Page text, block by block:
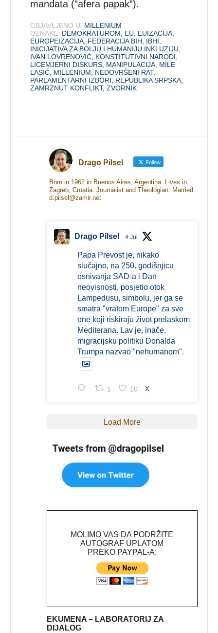
mandata (”afera papak”).
OBJAVLJENO U: MILLENIUM
OZNAKE: DEMOKRATUROM EU EUIZACIJA
EUROPEIZACIJA FEDERACIJA BIH IBHI
INICIJATIVA ZA BOLJU I HUMANIJU INKLUZIJU
IVAN LOVRENOVIĆ KONSTITUTIVNI NARODI
LICEMJERNI DISKURS MANIPULACIJA MILE
LASIĆ MILLENIUM NEDOVRŠENI RAT,
PARLAMENTARNI IZBORI
REPUBLIKA SRPSKA
ZAMRZNUT KONFLIKT,ZVORNIK
Drago Pilsel Follow
Born in 1962 in Buenos Aires, Argentina. Lives in
Zagreb, Croatia. Journalist and Theologian. Married.
d.pilsel@zamir.net
Drago Pilsel 4 Jul
Papa Prevost je, nikako
slučajno, na 250. godišnjicu
osnivanja SAD-a i Dan
neovisnosti, posjetio otok
Lampedusu, simbolu, jer ga se
smatra "vratom Europe" za sve
one koji riskiraju život prelaskom
Mediterana. Lav je, inače,
migracijsku politiku Donalda
Trumpa nazvao "nehumanom".
1 10 X
Load More
MOLIMO VAS DA PODRŽITE
AUTOGRAF UPLATOM
PREKO PAYPAL-A:
EKUMENA – LABORATORIJ ZA
DIJALOG